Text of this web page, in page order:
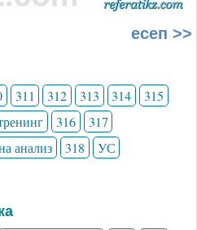
есеп >>
311 312 313 314
315
316
317
анализ 318
УС